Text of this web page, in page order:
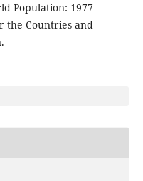
Population: 1977 —
the Countries and